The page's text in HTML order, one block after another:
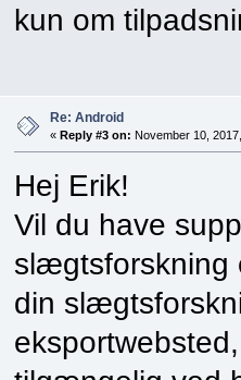
kun om
Re: Android
« Reply #3 on: November 10,
Hej Erik!
Vil du have
slægtsforskning
din